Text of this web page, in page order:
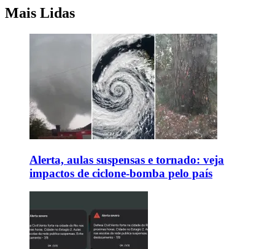
Mais Lidas
Alerta, aulas suspensas e tornado: veja
impactos de ciclone-bomba pelo país